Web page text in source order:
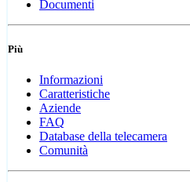
Documenti
Più
Informazioni
Caratteristiche
Aziende
FAQ
Database della telecamera
Comunità